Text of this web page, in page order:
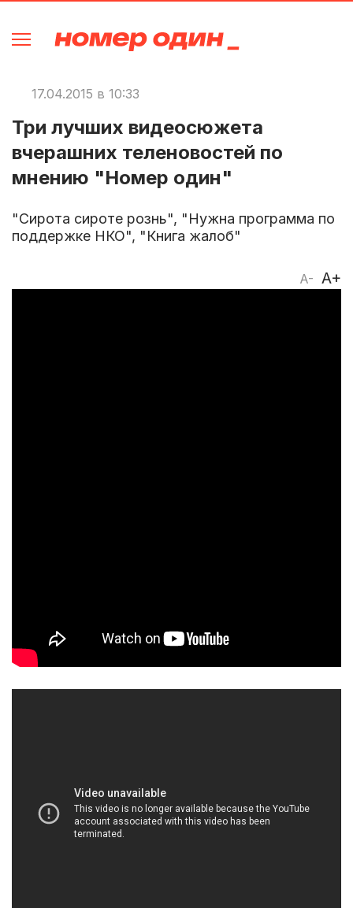
17.04.2015 в 10:33
Три лучших видеосюжета
вчерашних теленовостей по
мнению "Номер один"
"Сирота сироте рознь", "Нужна программа по
поддержке НКО", "Книга жалоб"
A- A+